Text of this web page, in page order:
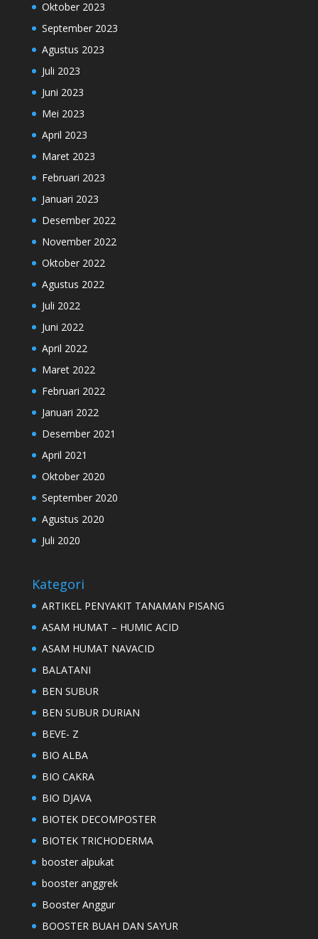
Oktober 2023
September 2023
Agustus 2023
Juli 2023
Juni 2023
Mei 2023
April 2023
Maret 2023
Februari 2023
Januari 2023
Desember 2022
November 2022
Oktober 2022
Agustus 2022
Juli 2022
Juni 2022
April 2022
Maret 2022
Februari 2022
Januari 2022
Desember 2021
April 2021
Oktober 2020
September 2020
Agustus 2020
Juli 2020
Kategori
ARTIKEL PENYAKIT TANAMAN PISANG
ASAM HUMAT – HUMIC ACID
ASAM HUMAT NAVACID
BALATANI
BEN SUBUR
BEN SUBUR DURIAN
BEVE- Z
BIO ALBA
BIO CAKRA
BIO DJAVA
BIOTEK DECOMPOSTER
BIOTEK TRICHODERMA
booster alpukat
booster anggrek
Booster Anggur
BOOSTER BUAH DAN SAYUR